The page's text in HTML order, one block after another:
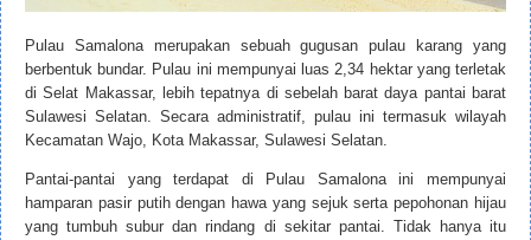
Pulau Samalona merupakan sebuah gugusan pulau karang yang
berbentuk bundar. Pulau ini mempunyai luas 2,34 hektar yang terletak
di Selat Makassar, lebih tepatnya di sebelah barat daya pantai barat
Sulawesi Selatan. Secara administratif, pulau ini termasuk wilayah
Kecamatan Wajo, Kota Makassar, Sulawesi Selatan.
Pantai-pantai yang terdapat di Pulau Samalona ini mempunyai
hamparan pasir putih dengan hawa yang sejuk serta pepohonan hijau
yang tumbuh subur dan rindang di sekitar pantai. Tidak hanya itu